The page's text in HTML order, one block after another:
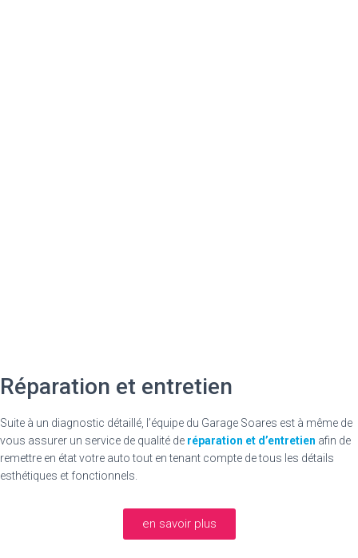
Réparation et entretien
Suite à un diagnostic détaillé, l’équipe du Garage Soares est à même de
vous assurer un service de qualité de réparation et d’entretien afin de
remettre en état votre auto tout en tenant compte de tous les détails
esthétiques et fonctionnels.
en savoir plus